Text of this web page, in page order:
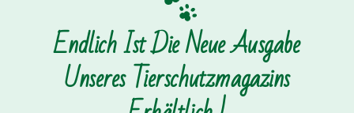
Endlich Ist Die Neue Ausgabe
Unseres Tierschutzmagazins